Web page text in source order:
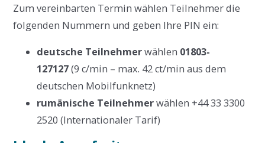
Zum vereinbarten Termin wählen Teilnehmer die
folgenden Nummern und geben Ihre PIN ein:
deutsche Teilnehmerwählen 01803-
127127(9 c/min – max. 42 ct/min aus dem
deutschen Mobilfunknetz)
rumänische Teilnehmerwählen +44 33 3300
2520 (Internationaler Tarif)